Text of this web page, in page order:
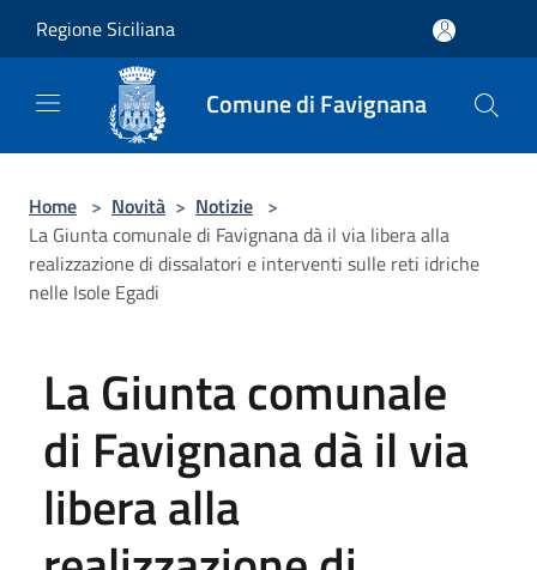
Regione Siciliana
Comune di Favignana
Home > Novità > Notizie >
La Giunta comunale di Favignana dà il via libera alla
realizzazione di dissalatori e interventi sulle reti idriche
nelle Isole Egadi
La Giunta comunale
di Favignana dà il via
libera alla